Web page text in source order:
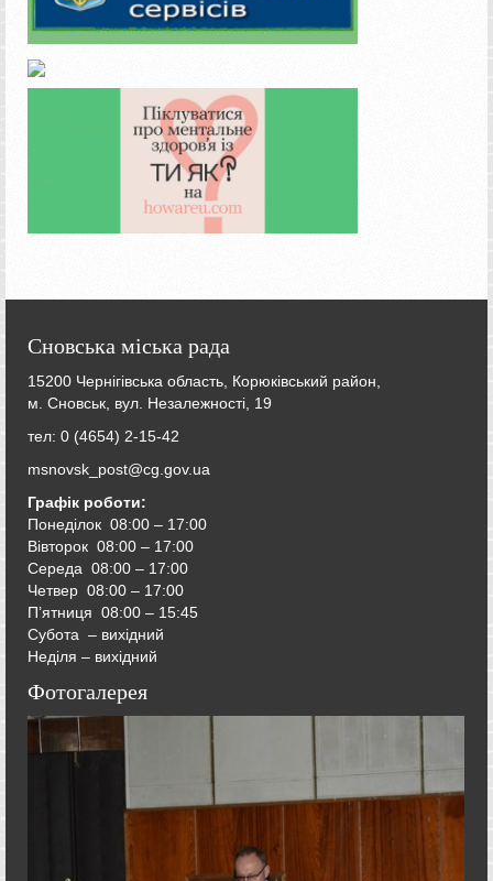
Сновська міська рада
15200 Чернігівська область, Корюківський район,
м. Сновськ, вул. Незалежності, 19
тел: 0 (4654) 2-15-42
msnovsk_post@cg.gov.ua
Графік роботи:
Понеділок 08:00 – 17:00
Вівторок 08:00 – 17:00
Середа 08:00 – 17:00
Четвер 08:00 – 17:00
П’ятниця 08:00 – 15:45
Субота – вихідний
Неділя – вихідний
Фотогалерея